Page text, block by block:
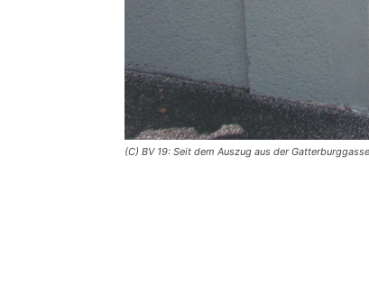
(C) BV 19: Seit dem Auszug aus der